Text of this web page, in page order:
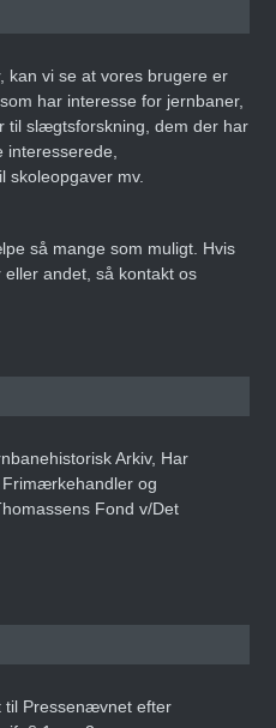
kan vi se at vores brugere er
har interesse for jernbaner,
til slægtsforskning, dem der har
skoleopgaver mv.
så mange som muligt. Hvis
andet, så kontakt os
Arkiv, Har
og
Fond v/Det
til Pressenævnet efter